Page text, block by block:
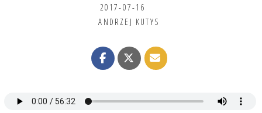
2017-07-16
ANDRZEJ KUTYS